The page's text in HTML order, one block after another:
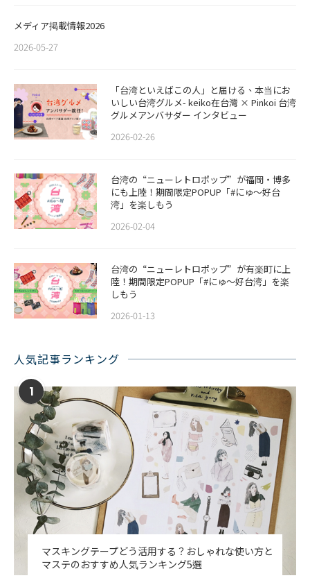
メディア掲載情報2026
2026-05-27
「台湾といえばこの人」と届ける、本当にお
いしい台湾グルメ- keiko在台灣 × Pinkoi 台湾
グルメアンバサダー インタビュー
2026-02-26
​​台湾の“ニューレトロポップ”が福岡・博多
にも上陸！期間限定POPUP「#にゅ〜好台
湾」を楽しもう
2026-02-04
台湾の“ニューレトロポップ”が有楽町に上
陸！期間限定POPUP「#にゅ〜好台湾」を楽
しもう
2026-01-13
人気記事ランキング
1
マスキングテープどう活用する？おしゃれな使い方と
マステのおすすめ人気ランキング5選